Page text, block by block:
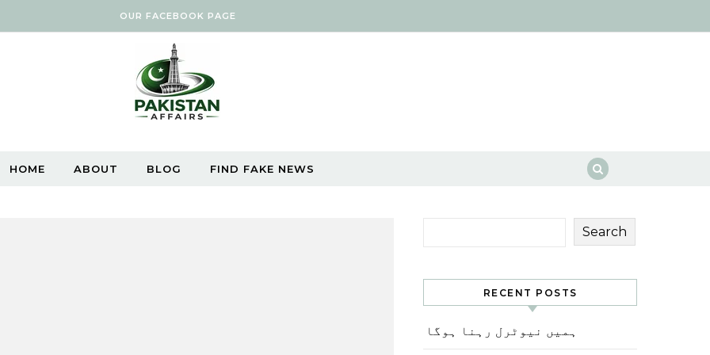
OUR FACEBOOK PAGE
HOME ABOUT BLOG FIND FAKE NEWS
Search
RECENT POSTS
ہمیں نیوٹرل رہنا ہوگا